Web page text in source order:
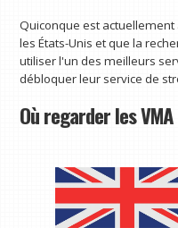
Quiconque est
les États-Unis et que la
utiliser l'un des meilleurs
débloquer leur service de
Où regarder les